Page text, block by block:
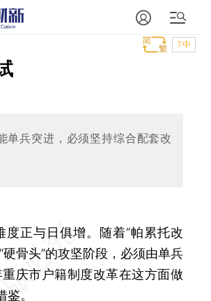
T中
单兵突进，必须坚持综合配套改
正与日俱增。随着“帕累托改
骨头”的攻坚阶段，必须由单兵
庆市户籍制度改革在这方面做
。